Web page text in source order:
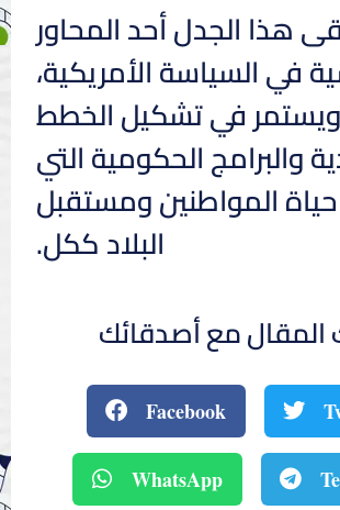
هذا الجدل أحد المحاور
في السياسة الأمريكية،
ويستمر في تشكيل الخطط
والبرامج الحكومية التي
المواطنين ومستقبل
البلاد ككل.
المقال مع أصدقائك
Facebook
WhatsApp